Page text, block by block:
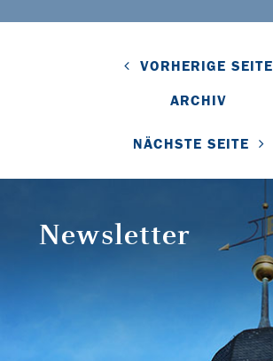
VORHERIGE SEITE
ARCHIV
NÄCHSTE SEITE
Newsletter